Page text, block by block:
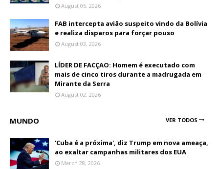
August 05, 2026
FAB intercepta avião suspeito vindo da Bolívia
e realiza disparos para forçar pouso
August 03, 2026
LÍDER DE FACÇAO: Homem é executado com
mais de cinco tiros durante a madrugada em
Mirante da Serra
August 02, 2026
MUNDO VER TODOS
'Cuba é a próxima', diz Trump em nova ameaça,
ao exaltar campanhas militares dos EUA
March 28, 2026